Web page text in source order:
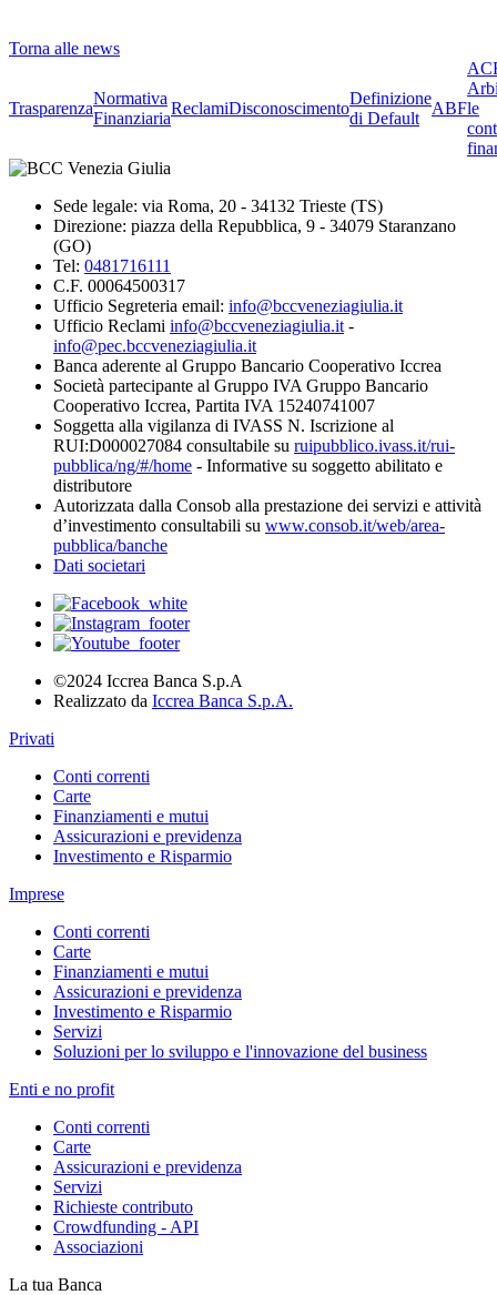
Torna alle news
Trasparenza
Normativa
Finanziaria
ReclamiDisconoscimento
Definizione
di Default
ABFle
Sede legale: via Roma, 20 - 34132 Trieste (TS)
Direzione: piazza della Repubblica, 9 - 34079 Staranzano
(GO)
Tel: 0481716111
C.F. 00064500317
Ufficio Segreteria email: info@bccveneziagiulia.it
Ufficio Reclami info@bccveneziagiulia.it -
info@pec.bccveneziagiulia.it
Banca aderente al Gruppo Bancario Cooperativo Iccrea
Società partecipante al Gruppo IVA Gruppo Bancario
Cooperativo Iccrea, Partita IVA 15240741007
Soggetta alla vigilanza di IVASS N. Iscrizione al
RUI:D000027084 consultabile su ruipubblico.ivass.it/rui-
pubblica/ng/#/home - Informative su soggetto abilitato e
distributore
Autorizzata dalla Consob alla prestazione dei servizi e attività
d’investimento consultabili su www.consob.it/web/area-
pubblica/banche
Dati societari
©2024 Iccrea Banca S.p.A
Realizzato da Iccrea Banca S.p.A.
Privati
Conti correnti
Carte
Finanziamenti e mutui
Assicurazioni e previdenza
Investimento e Risparmio
Imprese
Conti correnti
Carte
Finanziamenti e mutui
Assicurazioni e previdenza
Investimento e Risparmio
Servizi
Soluzioni per lo sviluppo e l'innovazione del business
Enti e no profit
Conti correnti
Carte
Assicurazioni e previdenza
Servizi
Richieste contributo
Crowdfunding - API
Associazioni
La tua Banca